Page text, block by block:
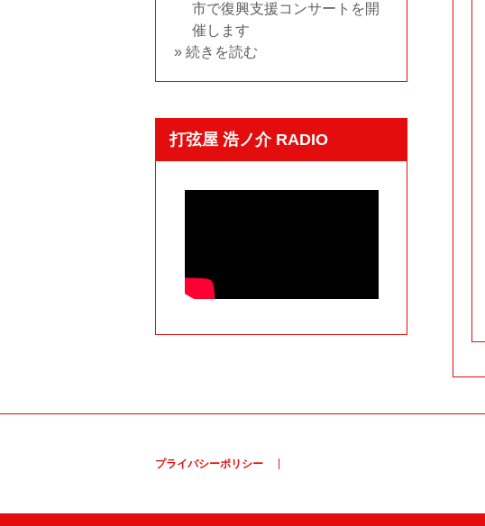
市で復興支援コンサートを開
催します
» 続きを読む
打弦屋 浩ノ介 RADIO
プライバシーポリシー